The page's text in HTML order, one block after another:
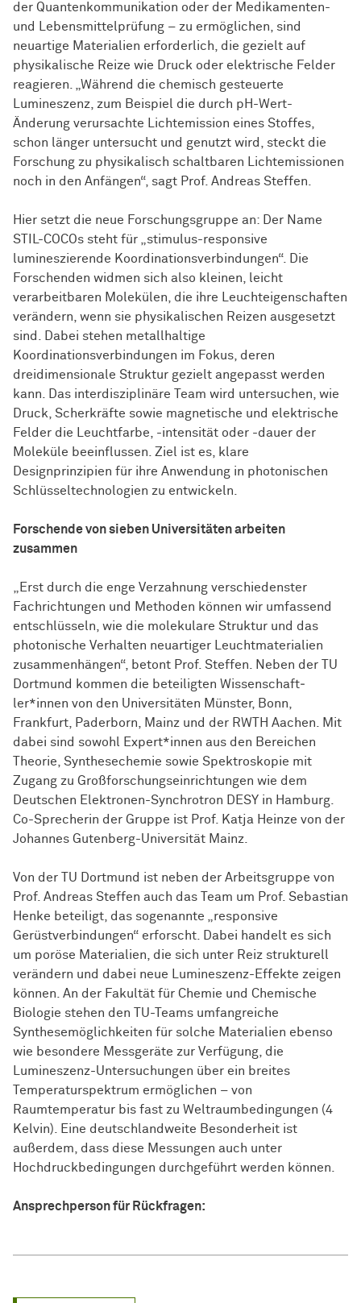
der Quantenkommunikation oder der Medikamenten-
und Lebensmittelprüfung – zu ermöglichen, sind
neuartige Materialien erforderlich, die gezielt auf
physikalische Reize wie Druck oder elektrische Felder
reagieren. „Während die chemisch gesteuerte
Lumineszenz, zum Beispiel die durch pH-Wert-
Änderung verursachte Lichtemission eines Stoffes,
schon länger untersucht und genutzt wird, steckt die
Forschung zu physikalisch schaltbaren Lichtemissionen
noch in den Anfängen“, sagt Prof. Andreas Steffen.
Hier setzt die neue Forschungs­gruppe an: Der Name
STIL-COCOs steht für „stimulus-responsive
lumineszierende Koordinationsverbindungen“. Die
Forschenden widmen sich also kleinen, leicht
verarbeitbaren Molekülen, die ihre Leuchteigenschaften
verändern, wenn sie physikalischen Reizen ausgesetzt
sind. Dabei stehen metallhaltige
Koordinationsverbindungen im Fokus, deren
dreidimensionale Struktur gezielt angepasst werden
kann. Das interdisziplinäre Team wird untersuchen, wie
Druck, Scherkräfte sowie magnetische und elektrische
Felder die Leuchtfarbe, -intensität oder -dauer der
Moleküle beeinflussen. Ziel ist es, klare
Designprinzipien für ihre Anwendung in photonischen
Schlüsseltechnologien zu entwickeln.
Forschende von sieben Universitäten arbeiten
zusammen
„Erst durch die enge Verzahnung verschiedenster
Fachrichtungen und Methoden können wir umfassend
entschlüsseln, wie die molekulare Struktur und das
photonische Verhalten neuartiger Leuchtmaterialien
zusammenhängen“, betont Prof. Steffen. Neben der TU
Dortmund kommen die beteiligten Wissen­schaft­
ler*innen von den Universitäten Münster, Bonn,
Frankfurt, Paderborn, Mainz und der RWTH Aachen. Mit
dabei sind sowohl Expert*innen aus den Bereichen
Theorie, Synthesechemie sowie Spektroskopie mit
Zugang zu Großforschungseinrichtungen wie dem
Deutschen Elektronen-Synchrotron DESY in Hamburg.
Co-Sprecherin der Gruppe ist Prof. Katja Heinze von der
Johannes Gutenberg-Universität Mainz.
Von der TU Dortmund ist neben der Arbeitsgruppe von
Prof. Andreas Steffen auch das Team um Prof. Sebastian
Henke beteiligt, das sogenannte „responsive
Gerüstverbindungen“ erforscht. Dabei handelt es sich
um poröse Materialien, die sich unter Reiz strukturell
verändern und dabei neue Lumineszenz-Effekte zeigen
können. An der Fakultät für Chemie und Chemische
Biologie stehen den TU-Teams umfangreiche
Synthesemöglichkeiten für solche Materialien ebenso
wie besondere Messgeräte zur Verfügung, die
Lumineszenz-Untersuchungen über ein breites
Temperaturspektrum ermöglichen – von
Raumtemperatur bis fast zu Weltraumbedingungen (4
Kelvin). Eine deutschlandweite Besonderheit ist
außerdem, dass diese Messungen auch unter
Hochdruckbedingungen durchgeführt werden können.
Ansprechperson für Rückfragen: